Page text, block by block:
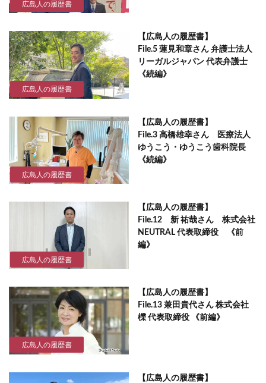
広島人の履歴書
広島人の履歴書
【広島人の履歴書】
File.5 蓮見和章さん 弁護士法人
リーガルジャパン 代表弁護士
《続編》
広島人の履歴書
【広島人の履歴書】
File.3 高橋雄幸さん 医療法人
ゆうこう・ゆうこう歯科院長
《続編》
広島人の履歴書
【広島人の履歴書】
File.12 新 祐哉さん 株式会社
NEUTRAL 代表取締役 《前
編》
広島人の履歴書
【広島人の履歴書】
File.13 兼田貴代さん 株式会社
櫟 代表取締役 《前編》
【広島人の履歴書】